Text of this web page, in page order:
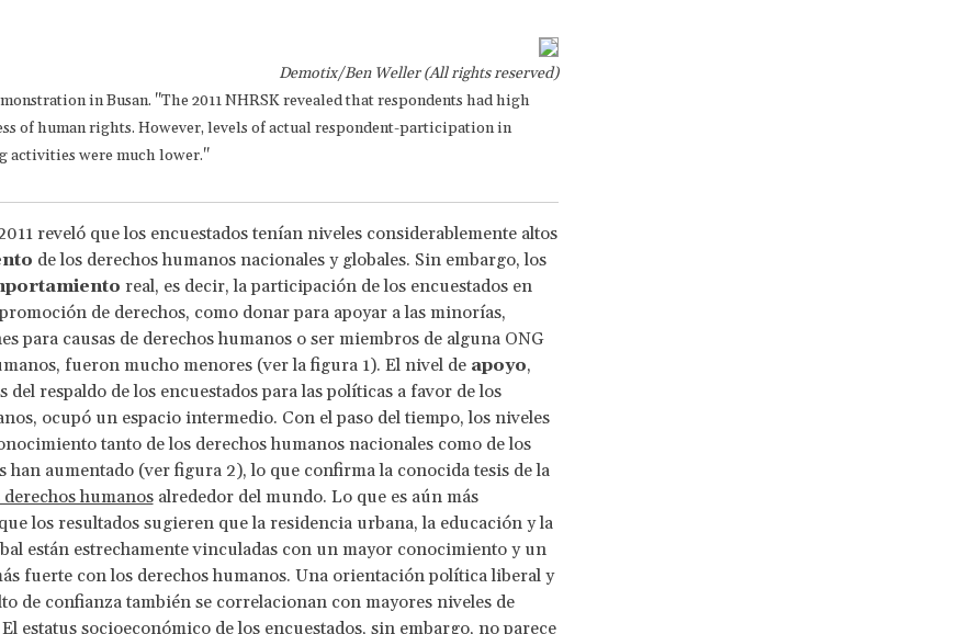
Demotix/Ben Weller (All rights reserved)
in Busan. "The 2011 NHRSK revealed that respondents had high
of human rights. However, levels of actual respondent-participation in
activities were much lower."
reveló que los encuestados tenían niveles considerablemente altos
de los derechos humanos nacionales y globales. Sin embargo, los
real, es decir, la participación de los encuestados en
de derechos, como donar para apoyar a las minorías,
para causas de derechos humanos o ser miembros de alguna ONG
fueron mucho menores (ver la figura 1). El nivel de apoyo,
del respaldo de los encuestados para las políticas a favor de los
ocupó un espacio intermedio. Con el paso del tiempo, los niveles
tanto de los derechos humanos nacionales como de los
han aumentado (ver figura 2), lo que confirma la conocida tesis de la
humanosalrededor del mundo. Lo que es aún más
los resultados sugieren que la residencia urbana, la educación y la
están estrechamente vinculadas con un mayor conocimiento y un
fuerte con los derechos humanos. Una orientación política liberal y
de confianza también se correlacionan con mayores niveles de
estatus socioeconómico de los encuestados, sin embargo, no parece